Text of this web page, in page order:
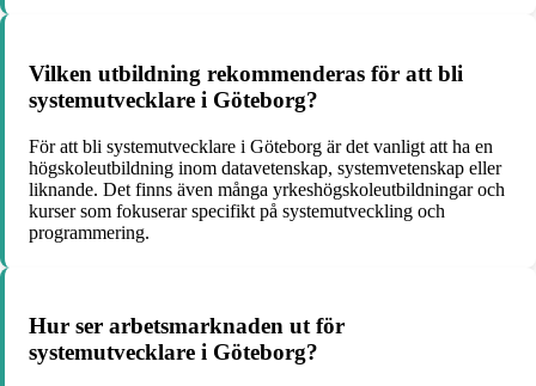
Vilken utbildning rekommenderas för att bli
systemutvecklare i Göteborg?
För att bli systemutvecklare i Göteborg är det vanligt att ha en
högskoleutbildning inom datavetenskap, systemvetenskap eller
liknande. Det finns även många yrkeshögskoleutbildningar och
kurser som fokuserar specifikt på systemutveckling och
programmering.
Hur ser arbetsmarknaden ut för
systemutvecklare i Göteborg?